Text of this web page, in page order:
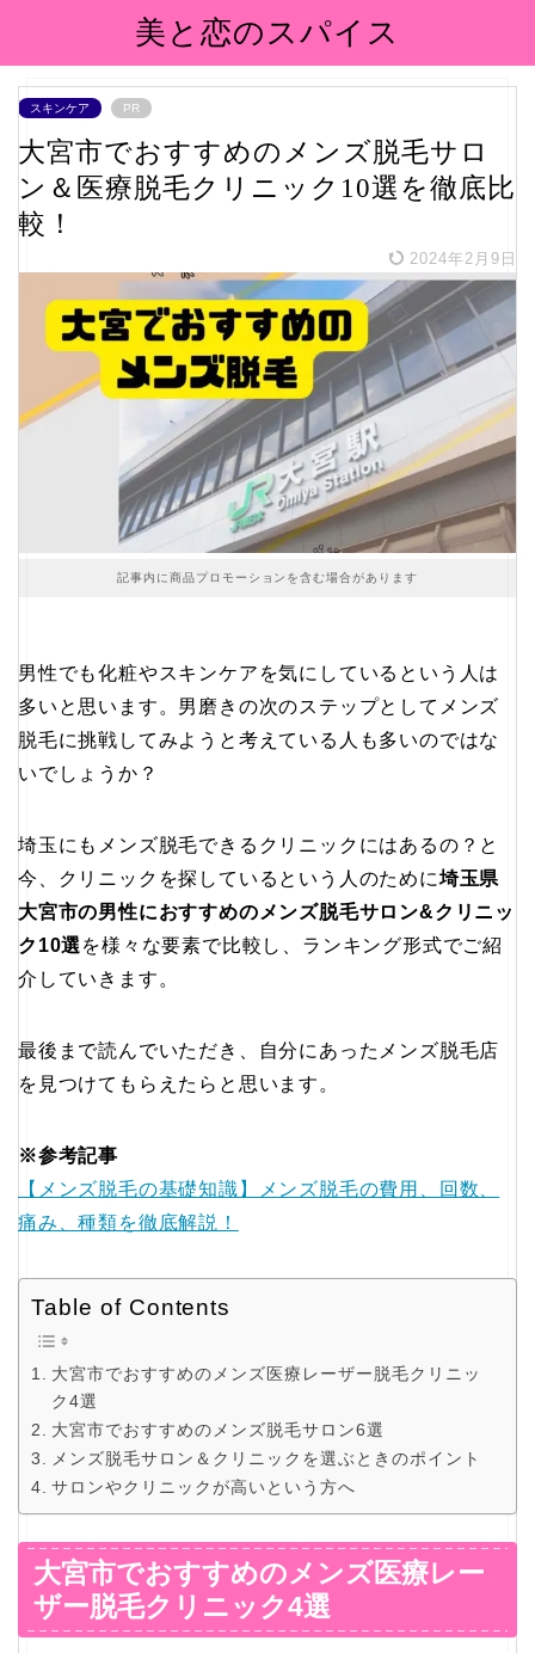
美と恋のスパイス
スキンケア PR
大宮市でおすすめのメンズ脱毛サロ
ン＆医療脱毛クリニック10選を徹底比
較！
2024年2月9日
記事内に商品プロモーションを含む場合があります
男性でも化粧やスキンケアを気にしているという人は
多いと思います。男磨きの次のステップとしてメンズ
脱毛に挑戦してみようと考えている人も多いのではな
いでしょうか？
埼玉にもメンズ脱毛できるクリニックにはあるの？と
今、クリニックを探しているという人のために埼玉県
大宮市の男性におすすめのメンズ脱毛サロン&クリニッ
ク10選 を様々な要素で比較し、ランキング形式でご紹
介していきます。
最後まで読んでいただき、自分にあったメンズ脱毛店
を見つけてもらえたらと思います。
※参考記事
【メンズ脱毛の基礎知識】メンズ脱毛の費用、回数、
痛み、種類を徹底解説！
Table of Contents
大宮市でおすすめのメンズ医療レーザー脱毛クリニッ
ク4選
大宮市でおすすめのメンズ脱毛サロン6選
メンズ脱毛サロン＆クリニックを選ぶときのポイント
サロンやクリニックが高いという方へ
大宮市でおすすめのメンズ医療レー
ザー脱毛クリニック4選